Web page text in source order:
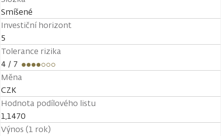
Smíšené
Investiční horizont
5
Tolerance rizika
4 / 7
Měna
CZK
Hodnota podílového listu
1,1470
Výnos (1 rok)